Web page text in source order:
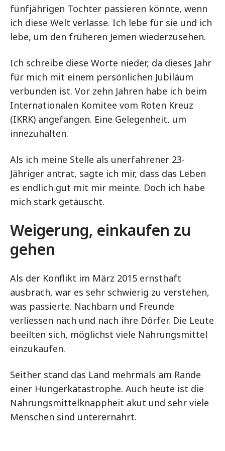
fünfjährigen Tochter passieren könnte, wenn
ich diese Welt verlasse. Ich lebe für sie und ich
lebe, um den früheren Jemen wiederzusehen.
Ich schreibe diese Worte nieder, da dieses Jahr
für mich mit einem persönlichen Jubiläum
verbunden ist. Vor zehn Jahren habe ich beim
Internationalen Komitee vom Roten Kreuz
(IKRK) angefangen. Eine Gelegenheit, um
innezuhalten.
Als ich meine Stelle als unerfahrener 23-
Jähriger antrat, sagte ich mir, dass das Leben
es endlich gut mit mir meinte. Doch ich habe
mich stark getäuscht.
Weigerung, einkaufen zu
gehen
Als der Konflikt im März 2015 ernsthaft
ausbrach, war es sehr schwierig zu verstehen,
was passierte. Nachbarn und Freunde
verliessen nach und nach ihre Dörfer. Die Leute
beeilten sich, möglichst viele Nahrungsmittel
einzukaufen.
Seither stand das Land mehrmals am Rande
einer Hungerkatastrophe. Auch heute ist die
Nahrungsmittelknappheit akut und sehr viele
Menschen sind unterernährt.